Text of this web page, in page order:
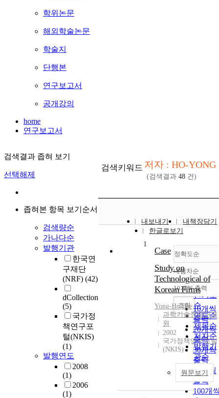
학위논문
해외학술논문
학술지
단행본
연구보고서
공개강의
home
연구보고서
검색결과 좁혀 보기
선택해제
좁혀본 항목 보기순서
검색량순
가나다순
발행기관
한국연
구재단
(NRF) (42)
dCollection
(5)
국가정
책연구포
털(NKIS)
(1)
발행연도
2008
(1)
2006
(1)
검색키워드 저자 : HO-YONG
(검색결과 48 건)
내보내기
내책장담기
한글로보기
정확도순
정확도
순
인기도
순
연도순
제목순
저자순
발행기
관순
내림차순
내림차
10개씩 출력
10개씩
출력
20개씩
출력
30개씩
출력
50개씩
출력
100개
조회
1
Case
Study on
Technological of
Korean Firms
Yong-Ho,Bae
과학기술정책연구
원
2002
국가정책연구포털
(NKIS)
원문보기